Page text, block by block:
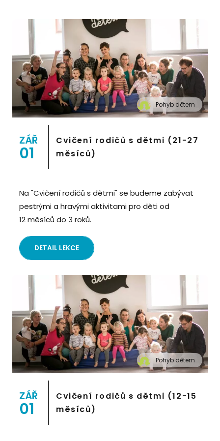
" alt="Cvičení pro děti "Pohyb dětem", Praha 2,
Prostor 8">
Pohyb dětem
ZÁŘ
01
Cvičení rodičů s dětmi (21-27
měsíců)
Na "Cvičení rodičů s dětmi" se budeme zabývat
pestrými a hravými aktivitami pro děti od
12 měsíců do 3 roků.
DETAIL LEKCE
" alt="Cvičení pro děti "Pohyb dětem", Praha 2,
Prostor 8">
Pohyb dětem
ZÁŘ
01
Cvičení rodičů s dětmi (12-15
měsíců)